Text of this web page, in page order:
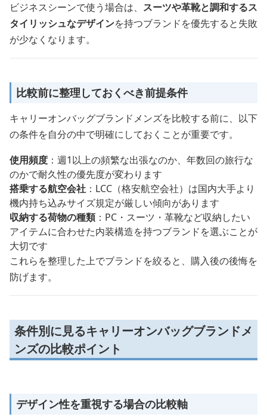
ビジネスシーンで使う場合は、 スーツや革靴と調和するス
タイリッシュなデザインを持つブランドを優先すると失敗
が少なくなります。
比較前に整理しておくべき前提条件
キャリーオンバッグブランドメンズを比較する前に、以下
の条件を自分の中で明確にしておくことが重要です。
使用頻度 ：週1以上の頻繁な出張なのか、年数回の旅行な
のかで耐久性の優先度が変わります
搭乗する航空会社 ：LCC（格安航空会社）は国内大手より
機内持ち込みサイズ規定が厳しい傾向があります
収納する荷物の種類：PC・スーツ・革靴など収納したい
アイテムに合わせた内装構造を持つブランドを選ぶことが
大切です
これらを整理した上でブランドを絞ると、購入後の後悔を
防げます。
条件別に見るキャリーオンバッグブランドメ
ンズの比較ポイント
デザイン性を重視する場合の比較軸